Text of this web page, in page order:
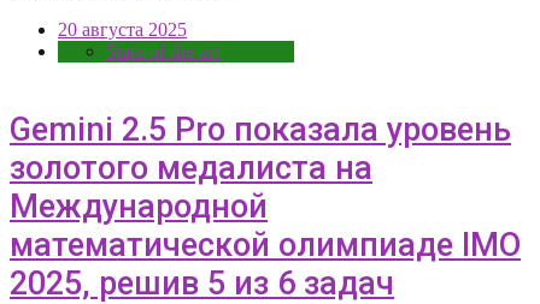
20 августа 2025
State-of-the-art
Gemini 2.5 Pro показала уровень
золотого медалиста на
Международной
математической олимпиаде IMO
2025, решив 5 из 6 задач